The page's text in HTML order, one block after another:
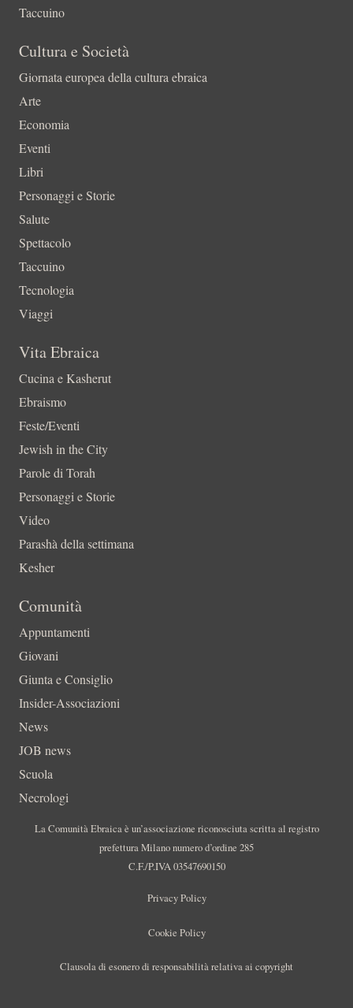
Taccuino
Cultura e Società
Giornata europea della cultura ebraica
Arte
Economia
Eventi
Libri
Personaggi e Storie
Salute
Spettacolo
Taccuino
Tecnologia
Viaggi
Vita Ebraica
Cucina e Kasherut
Ebraismo
Feste/Eventi
Jewish in the City
Parole di Torah
Personaggi e Storie
Video
Parashà della settimana
Kesher
Comunità
Appuntamenti
Giovani
Giunta e Consiglio
Insider-Associazioni
News
JOB news
Scuola
Necrologi
La Comunità Ebraica è un’associazione riconosciuta scritta al registro
prefettura Milano numero d’ordine 285
C.F./P.IVA 03547690150
Privacy Policy
Cookie Policy
Clausola di esonero di responsabilità relativa ai copyright